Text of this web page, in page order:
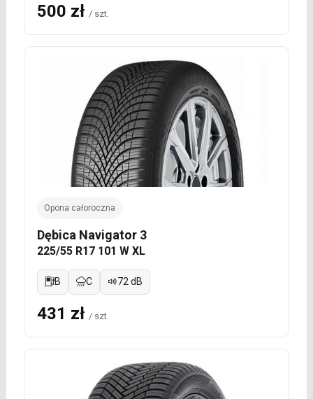
500 zł / szt.
Opona całoroczna
Dębica Navigator 3
225/55 R17 101 W XL
B C 72 dB
431 zł / szt.